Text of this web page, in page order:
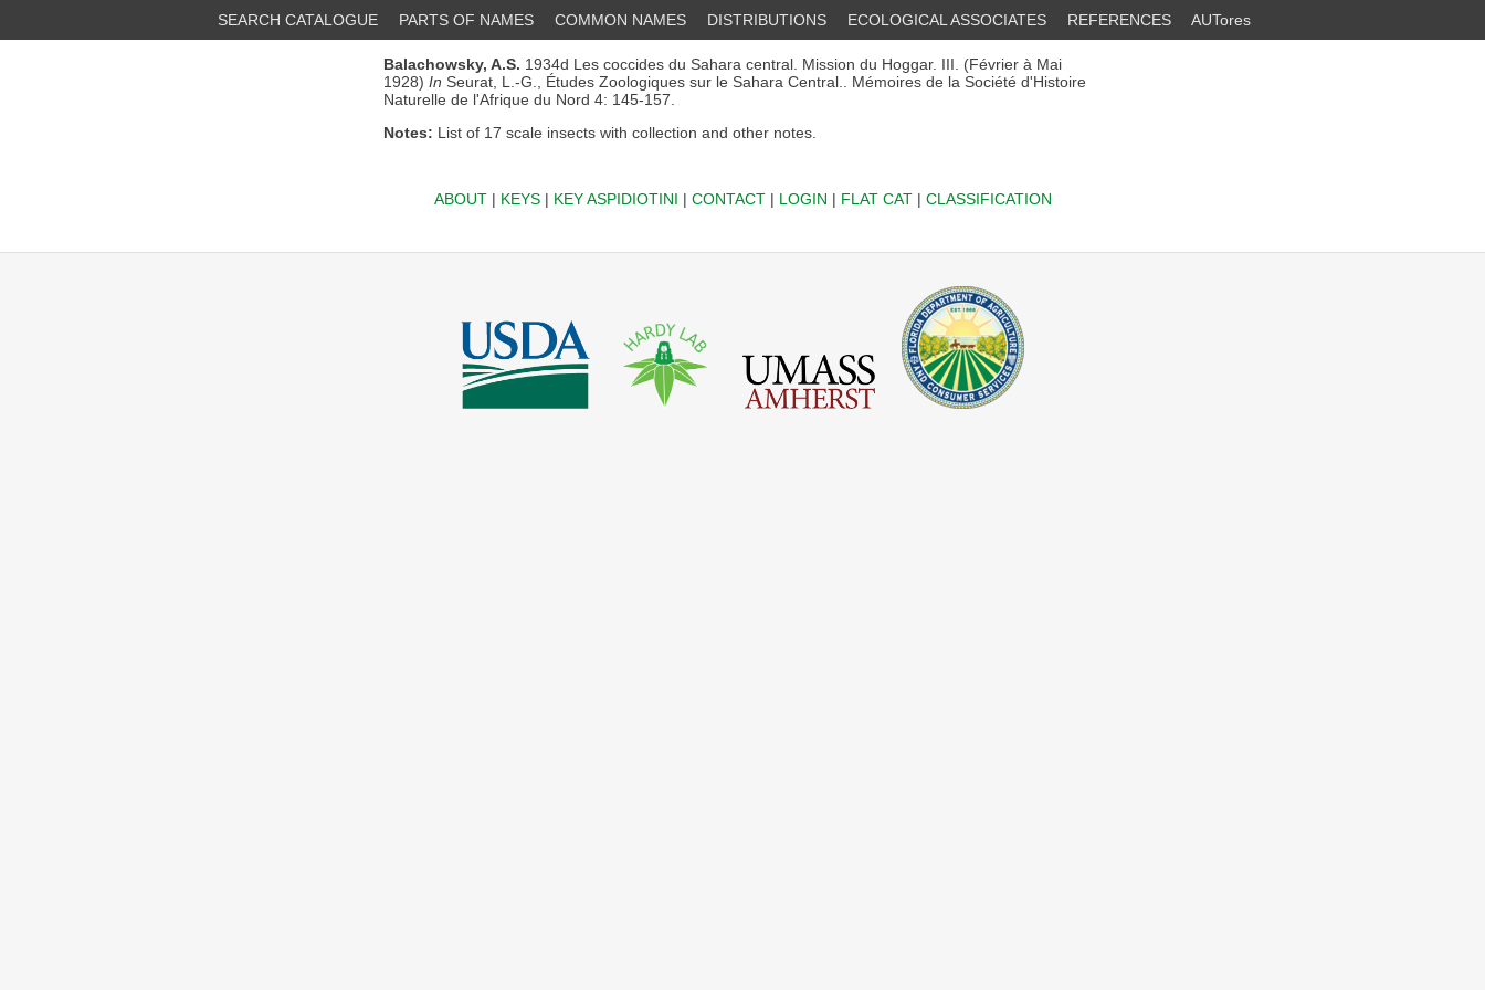
SEARCH CATALOGUE PARTS OF NAMES COMMON NAMES DISTRIBUTIONS ECOLOGICAL ASSOCIATES REFERENCES AUTores
Balachowsky, A.S. 1934d Les coccides du Sahara central. Mission du Hoggar. III. (Février à Mai
1928) In Seurat, L.-G., Études Zoologiques sur le Sahara Central.. Mémoires de la Société d'Histoire
Naturelle de l'Afrique du Nord 4: 145-157.
Notes: List of 17 scale insects with collection and other notes.
ABOUT| KEYS| KEY ASPIDIOTINI | CONTACT| LOGIN | FLAT CAT| CLASSIFICATION